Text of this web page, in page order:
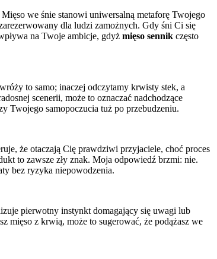
we śnie stanowi uniwersalną metaforę Twojego
dla ludzi zamożnych. Gdy śni Ci się
na Twoje ambicje, gdyż mięso sennik często
to samo; inaczej odczytamy krwisty stek, a
scenerii, może to oznaczać nadchodzące
Twojego samopoczucia tuż po przebudzeniu.
że otaczają Cię prawdziwi przyjaciele, choć proces
to zawsze zły znak. Moja odpowiedź brzmi: nie.
bez ryzyka niepowodzenia.
pierwotny instynkt domagający się uwagi lub
mięso z krwią, może to sugerować, że podążasz we